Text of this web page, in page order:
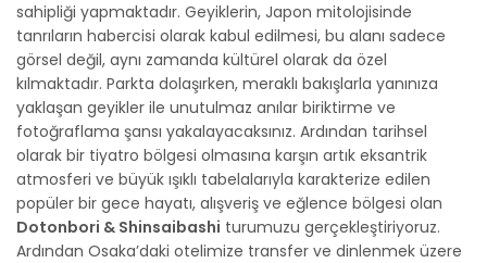
sahipliği yapmaktadır. Geyiklerin, Japon mitolojisinde
tanrıların habercisi olarak kabul edilmesi, bu alanı sadece
görsel değil, aynı zamanda kültürel olarak da özel
kılmaktadır. Parkta dolaşırken, meraklı bakışlarla yanınıza
yaklaşan geyikler ile unutulmaz anılar biriktirme ve
fotoğraflama şansı yakalayacaksınız. Ardından tarihsel
olarak bir tiyatro bölgesi olmasına karşın artık eksantrik
atmosferi ve büyük ışıklı tabelalarıyla karakterize edilen
popüler bir gece hayatı, alışveriş ve eğlence bölgesi olan
Dotonbori & Shinsaibashi turumuzu gerçekleştiriyoruz.
Ardından Osaka’daki otelimize transfer ve dinlenmek üzere